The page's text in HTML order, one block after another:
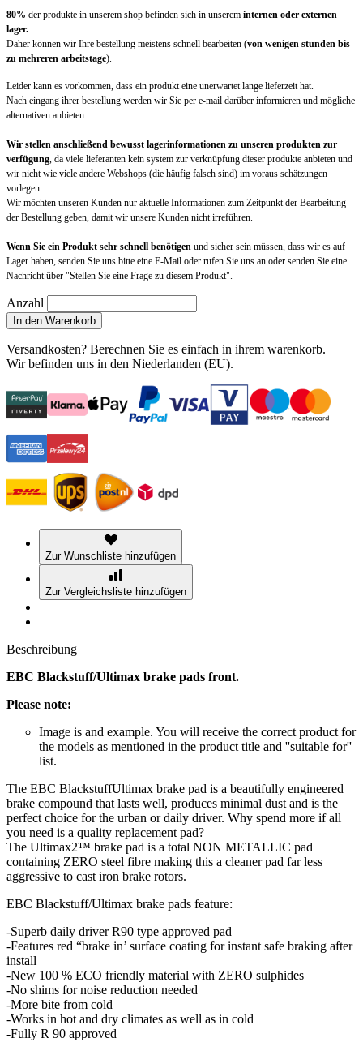
80% der produkte in unserem shop befinden sich in unserem internen oder externen
lager.
Daher können wir Ihre bestellung meistens schnell bearbeiten (von wenigen stunden bis
zu mehreren arbeitstage).
Leider kann es vorkommen, dass ein produkt eine unerwartet lange lieferzeit hat.
Nach eingang ihrer bestellung werden wir Sie per e-mail darüber informieren und mögliche
alternativen anbieten.
Wir stellen anschließend bewusst lagerinformationen zu unseren produkten zur
verfügung, da viele lieferanten kein system zur verknüpfung dieser produkte anbieten und
wir nicht wie viele andere Webshops (die häufig falsch sind) im voraus schätzungen
vorlegen.
Wir möchten unseren Kunden nur aktuelle Informationen zum Zeitpunkt der Bearbeitung
der Bestellung geben, damit wir unsere Kunden nicht irreführen.
Wenn Sie ein Produkt sehr schnell benötigen und sicher sein müssen, dass wir es auf
Lager haben, senden Sie uns bitte eine E-Mail oder rufen Sie uns an oder senden Sie eine
Nachricht über "Stellen Sie eine Frage zu diesem Produkt".
Anzahl
In den Warenkorb
Versandkosten? Berechnen Sie es einfach in ihrem warenkorb.
Wir befinden uns in den Niederlanden (EU).
Zur Wunschliste hinzufügen
Zur Vergleichsliste hinzufügen
Beschreibung
EBC Blackstuff/Ultimax brake pads front.
Please note:
Image is and example. You will receive the correct product for
the models as mentioned in the product title and ''suitable for''
list.
The EBC BlackstuffUltimax brake pad is a beautifully engineered
brake compound that lasts well, produces minimal dust and is the
perfect choice for the urban or daily driver. Why spend more if all
you need is a quality replacement pad?
The Ultimax2™ brake pad is a total NON METALLIC pad
containing ZERO steel fibre making this a cleaner pad far less
aggressive to cast iron brake rotors.
EBC Blackstuff/Ultimax brake pads feature:
-Superb daily driver R90 type approved pad
-Features red “brake in’ surface coating for instant safe braking after
install
-New 100 % ECO friendly material with ZERO sulphides
-No shims for noise reduction needed
-More bite from cold
-Works in hot and dry climates as well as in cold
-Fully R 90 approved